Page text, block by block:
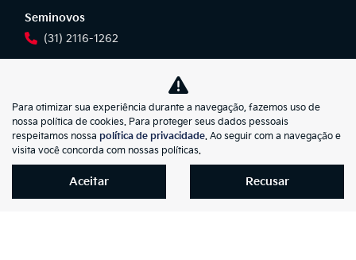
Seminovos
(31) 2116-1262
Peças
(31) 2101-5080
Veículos Novos
(31) 2101-5010
Para otimizar sua experiência durante a navegação, fazemos uso de
nossa política de cookies. Para proteger seus dados pessoais
respeitamos nossa política de privacidade. Ao seguir com a navegação e
visita você concorda com nossas políticas.
Aceitar Recusar